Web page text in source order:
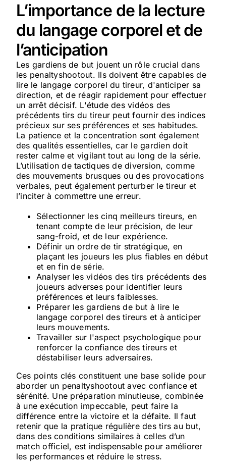
L’importance de la lecture
du langage corporel et de
l’anticipation
Les gardiens de but jouent un rôle crucial dans
les penaltyshootout. Ils doivent être capables de
lire le langage corporel du tireur, d'anticiper sa
direction, et de réagir rapidement pour effectuer
un arrêt décisif. L'étude des vidéos des
précédents tirs du tireur peut fournir des indices
précieux sur ses préférences et ses habitudes.
La patience et la concentration sont également
des qualités essentielles, car le gardien doit
rester calme et vigilant tout au long de la série.
L’utilisation de tactiques de diversion, comme
des mouvements brusques ou des provocations
verbales, peut également perturber le tireur et
l’inciter à commettre une erreur.
Sélectionner les cinq meilleurs tireurs, en
tenant compte de leur précision, de leur
sang-froid, et de leur expérience.
Définir un ordre de tir stratégique, en
plaçant les joueurs les plus fiables en début
et en fin de série.
Analyser les vidéos des tirs précédents des
joueurs adverses pour identifier leurs
préférences et leurs faiblesses.
Préparer les gardiens de but à lire le
langage corporel des tireurs et à anticiper
leurs mouvements.
Travailler sur l'aspect psychologique pour
renforcer la confiance des tireurs et
déstabiliser leurs adversaires.
Ces points clés constituent une base solide pour
aborder un penaltyshootout avec confiance et
sérénité. Une préparation minutieuse, combinée
à une exécution impeccable, peut faire la
différence entre la victoire et la défaite. Il faut
retenir que la pratique régulière des tirs au but,
dans des conditions similaires à celles d’un
match officiel, est indispensable pour améliorer
les performances et réduire le stress.